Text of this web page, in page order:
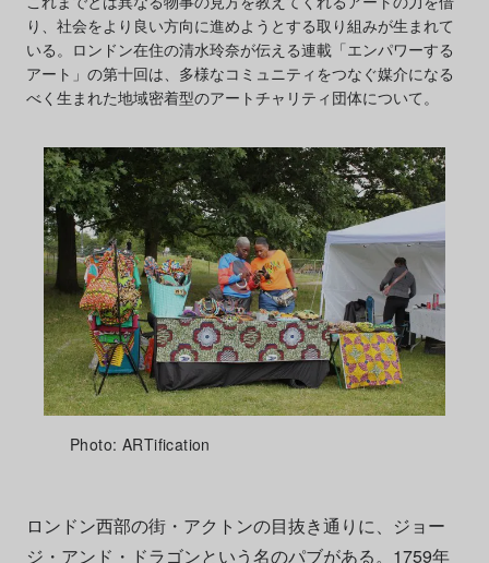
り、社会をより良い方向に進めようとする取り組みが生まれて
いる。ロンドン在住の清水玲奈が伝える連載「エンパワーする
アート」の第十回は、多様なコミュニティをつなぐ媒介になる
べく生まれた地域密着型のアートチャリティ団体について。
Photo: ARTification
ロンドン西部の街・アクトンの目抜き通りに、ジョー
ジ・アンド・ドラゴンという名のパブがある。1759年